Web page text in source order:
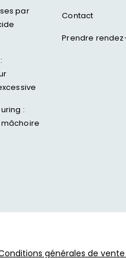
par
:
Contact
Prendre
générales de vente